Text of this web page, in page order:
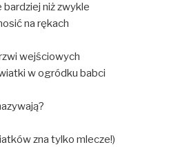
niż zwykle
na rękach
wejściowych
w ogródku babci
zna tylko mlecze!)